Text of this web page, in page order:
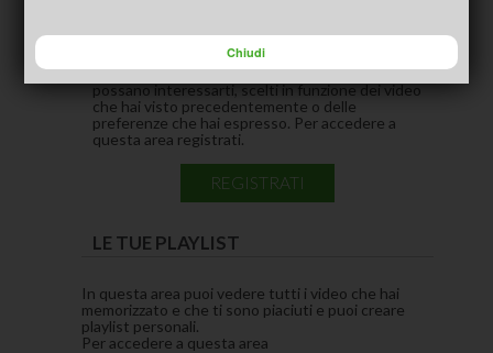
In questa area puoi vedere i video che pensiamo
possano interessarti, scelti in funzione dei video
che hai visto precedentemente o delle
preferenze che hai espresso. Per accedere a
questa area registrati.
REGISTRATI
LE TUE PLAYLIST
In questa area puoi vedere tutti i video che hai
memorizzato e che ti sono piaciuti e puoi creare
playlist personali.
Per accedere a questa area
Chiudi